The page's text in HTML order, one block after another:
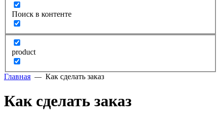
Поиск в контенте
product
Главная — Как сделать заказ
Как сделать заказ